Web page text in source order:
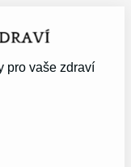
pro vaše zdraví